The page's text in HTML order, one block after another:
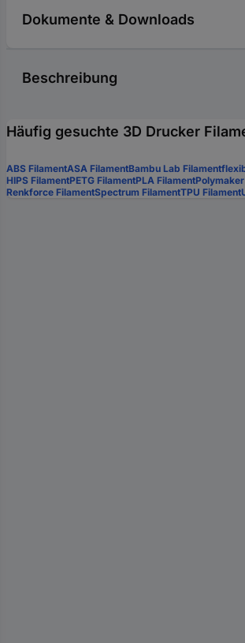
Dokumente & Downloads
Beschreibung
Häufig gesuchte 3D Drucker
ABS FilamentASA FilamentBambu Lab Filament
HIPS FilamentPETG FilamentPLA Filament
Renkforce FilamentSpectrum FilamentTPU Filament